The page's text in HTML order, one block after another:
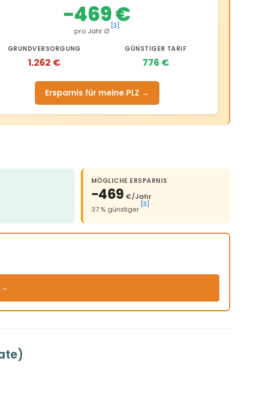
−469 €
pro Jahr Ø
[3]
GRUNDVERSORGUNG
1.262 €
GÜNSTIGER TARIF
776 €
Ersparnis für meine PLZ →
MÖGLICHE ERSPARNIS
−469 €/Jahr
37 % günstiger
[3]
→